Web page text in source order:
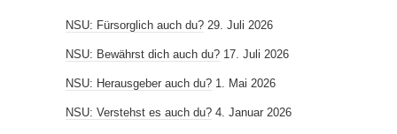
NSU: Fürsorglich auch du? 29. Juli 2026
NSU: Bewährst dich auch du? 17. Juli 2026
NSU: Herausgeber auch du? 1. Mai 2026
NSU: Verstehst es auch du? 4. Januar 2026